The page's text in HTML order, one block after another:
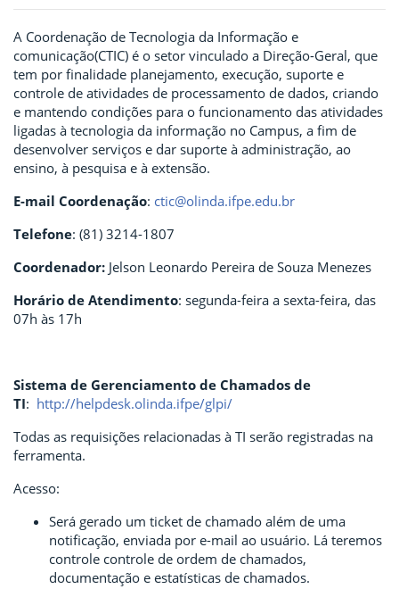
A Coordenação de Tecnologia da Informação e
comunicação(CTIC) é o setor vinculado a Direção-Geral, que
tem por finalidade planejamento, execução, suporte e
controle de atividades de processamento de dados, criando
e mantendo condições para o funcionamento das atividades
ligadas à tecnologia da informação no Campus, a fim de
desenvolver serviços e dar suporte à administração, ao
ensino, à pesquisa e à extensão.
E-mail Coordenação: ctic@olinda.ifpe.edu.br
Telefone: (81) 3214-1807
Coordenador: Jelson Leonardo Pereira de Souza Menezes
Horário de Atendimento: segunda-feira a sexta-feira, das
07h às 17h
Sistema de Gerenciamento de Chamados de
TI: http://helpdesk.olinda.ifpe/glpi/
Todas as requisições relacionadas à TI serão registradas na
ferramenta.
Acesso:
Será gerado um ticket de chamado além de uma
notificação, enviada por e-mail ao usuário. Lá teremos
controle controle de ordem de chamados,
documentação e estatísticas de chamados.